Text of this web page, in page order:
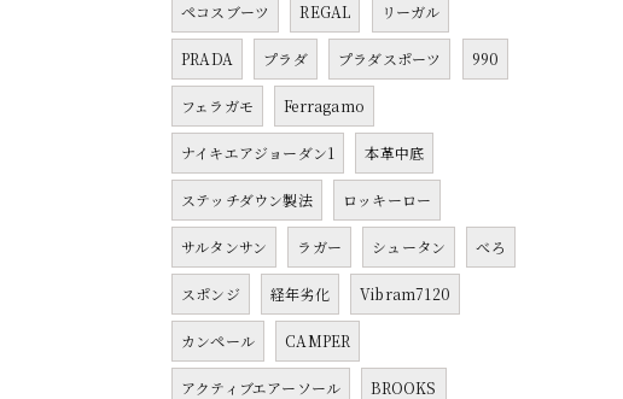
ペコスブーツ REGAL リーガル
PRADA プラダ プラダスポーツ 990
フェラガモ Ferragamo
ナイキエアジョーダン1 本革中底
ステッチダウン製法 ロッキーロー
サルタンサン ラガー シュータン べろ
スポンジ 経年劣化 Vibram7120
カンペール CAMPER
アクティブエアーソール BROOKS